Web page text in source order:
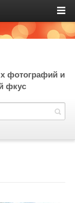
фотографий и
фкус